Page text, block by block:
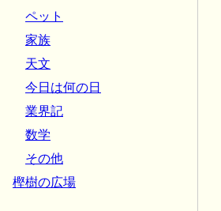
ペット
家族
天文
今日は何の日
業界記
数学
その他
樫樹の広場